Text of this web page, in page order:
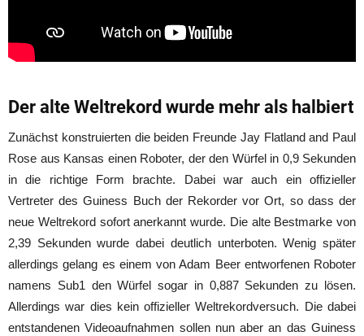
Der alte Weltrekord wurde mehr als halbiert
Zunächst konstruierten die beiden Freunde Jay Flatland and Paul
Rose aus Kansas einen Roboter, der den Würfel in 0,9 Sekunden
in die richtige Form brachte. Dabei war auch ein offizieller
Vertreter des Guiness Buch der Rekorder vor Ort, so dass der
neue Weltrekord sofort anerkannt wurde. Die alte Bestmarke von
2,39 Sekunden wurde dabei deutlich unterboten. Wenig später
allerdings gelang es einem von Adam Beer entworfenen Roboter
namens Sub1 den Würfel sogar in 0,887 Sekunden zu lösen.
Allerdings war dies kein offizieller Weltrekordversuch. Die dabei
entstandenen Videoaufnahmen sollen nun aber an das Guiness